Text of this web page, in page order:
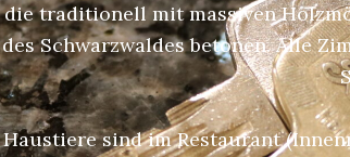
die traditionell mit massiven
des Schwarzwaldes betonen. Alle
Haustiere sind im Restaurant